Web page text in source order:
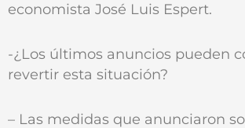
economista José Luis Espert.
-¿Los últimos anuncios pueden
revertir esta situación?
– Las medidas que anunciaron